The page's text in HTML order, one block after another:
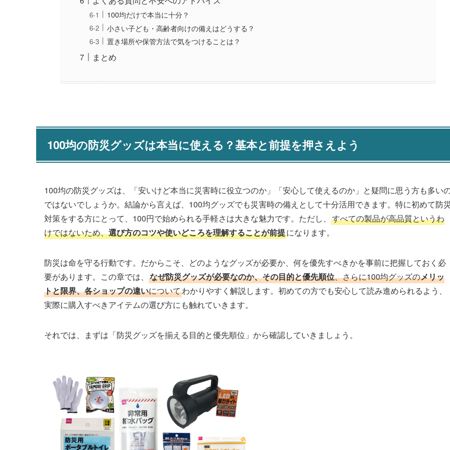
100均だけで本当に十分？
小さい子ども・高齢者向けの備えはどうする？
置き場所や保管方法で気をつけることは？
まとめ
100均の防災グッズは本当に使える？基本と前提を押さえよう
100均の防災グッズは、「安いけど本当に災害時に役立つのか」「安心して使えるのか」と疑問に思う方も多い
ではないでしょうか。結論から言えば、100均グッズでも災害時の備えとして十分活用できます。特に初めて防
対策をする方にとって、100円で始められる手軽さは大きな魅力です。ただし、 すべての製品が高品質というわ
けではないため、選び方のコツや使いどころを理解することが前提になります。
防災は命を守る行動です。だからこそ、どのようなグッズが必要か、何を優先すべきかを事前に把握しておく必
要があります。この章では、 なぜ防災グッズが必要なのか、その目的と優先順位、さらに100均グッズのメリッ
トと限界、各ショップの違いについてわかりやすく解説します。初めての方でも安心して読み進められるよう、
実際に購入すべきアイテムの選び方にも触れていきます。
それでは、まずは「防災グッズを揃える目的と優先順位」から確認していきましょう。